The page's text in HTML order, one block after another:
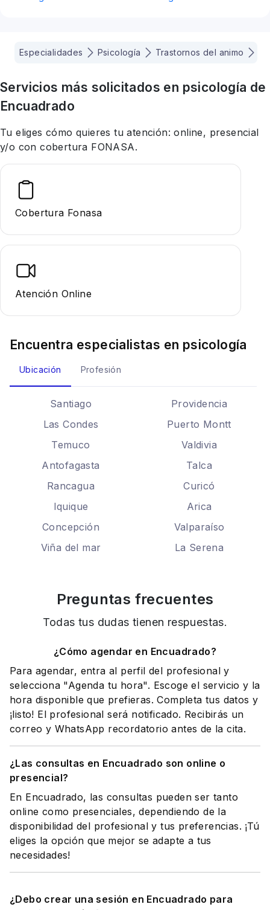
Especialidades Psicología Trastornos del animo
Servicios más solicitados en psicología de
Encuadrado
Tu eliges cómo quieres tu atención: online, presencial
y/o con cobertura FONASA.
Cobertura Fonasa
Atención Online
Encuentra especialistas en psicología
Ubicación Profesión
Santiago
Providencia
Las Condes
Puerto Montt
Temuco
Valdivia
Antofagasta
Talca
Rancagua
Curicó
Iquique
Arica
Concepción
Valparaíso
Viña del mar
La Serena
Preguntas frecuentes
Todas tus dudas tienen respuestas.
¿Cómo agendar en Encuadrado?
Para agendar, entra al perfil del profesional y
selecciona "Agenda tu hora". Escoge el servicio y la
hora disponible que prefieras. Completa tus datos y
¡listo! El profesional será notificado. Recibirás un
correo y WhatsApp recordatorio antes de la cita.
¿Las consultas en Encuadrado son online o
presencial?
En Encuadrado, las consultas pueden ser tanto
online como presenciales, dependiendo de la
disponibilidad del profesional y tus preferencias. ¡Tú
eliges la opción que mejor se adapte a tus
necesidades!
¿Debo crear una sesión en Encuadrado para